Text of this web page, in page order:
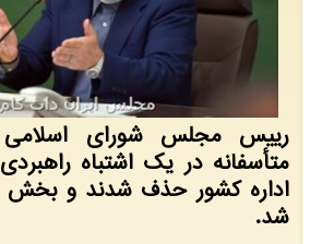
رییس مجلس شورای اسلامی
متأسفانه در یک اشتباه
اداره کشور حذف شدند و بخش
شد.